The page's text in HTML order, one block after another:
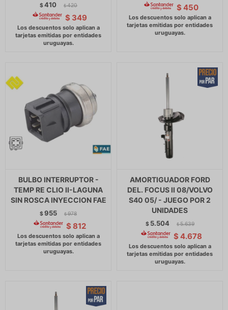
$410 $ 420
$ 349
$ 450
BULBO INTERRUPTOR -
TEMP RE CLIO II-LAGUNA
SIN ROSCA INYECCION FAE
$955 $ 978
$ 812
AMORTIGUADOR FORD
DEL. FOCUS II 08/VOLVO
S40 05/ - JUEGO POR 2
UNIDADES
$ 5.504 $ 5.639
$ 4.678